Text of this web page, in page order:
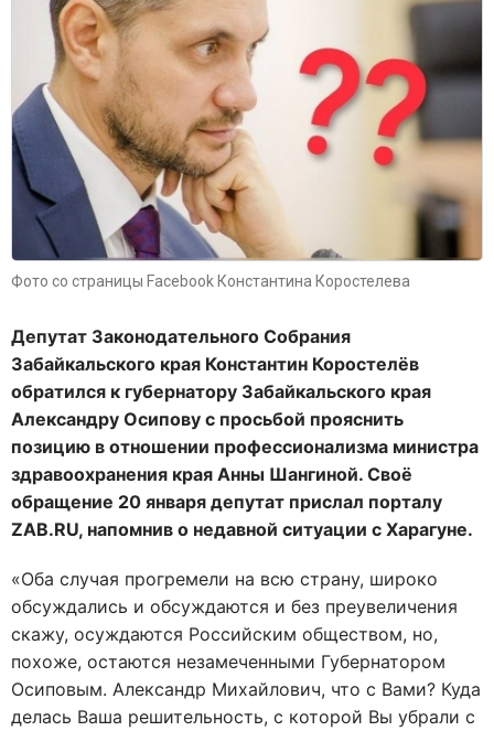
Фото со страницы Facebook Константина Коростелева
Депутат Законодательного Собрания
Забайкальского края Константин Коростелёв
обратился к губернатору Забайкальского края
Александру Осипову с просьбой прояснить
позицию в отношении профессионализма министра
здравоохранения края Анны Шангиной. Своё
обращение 20 января депутат прислал порталу
ZAB.RU, напомнив о недавной ситуации с Харагуне.
«Оба случая прогремели на всю страну, широко
обсуждались и обсуждаются и без преувеличения
скажу, осуждаются Российским обществом, но,
похоже, остаются незамеченными Губернатором
Осиповым. Александр Михайлович, что с Вами? Куда
делась Ваша решительность, с которой Вы убрали с